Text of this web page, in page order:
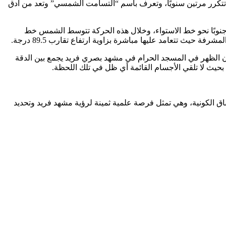
2025 التعامد الثاني والأخير للشمس على الكعبة المشرفة لهذا العام 2025 وهي ظاهرة فلكية تتكرر مرتين سنويًا، وتعرف باسم “التسامت الشمسي” وتعد من أدق
نحو خط الاستواء، وخلال هذه الحركة تتوسط الشمس خط
الظهر في المسجد الحرام في مشهد بصري فريد يجمع بين الدقة
لا تلقي الأجسام القائمة أي ظل في تلك اللحظة.
الكونية، وهي تمثل فرصة علمية ثمينة لرؤية مشهد فريد وتحديد